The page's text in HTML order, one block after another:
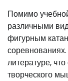
Помимо
различными
фигурным
литературе,
творческого